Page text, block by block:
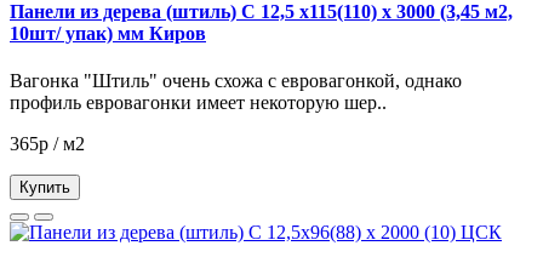
Панели из дерева (штиль) С 12,5 х115(110) х 3000 (3,45 м2,
10шт/ упак) мм Киров
Вагонка "Штиль" очень схожа с евровагонкой, однако
профиль евровагонки имеет некоторую шер..
365р / м2
Купить